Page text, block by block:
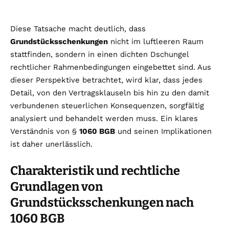
Diese Tatsache macht deutlich, dass
Grundstücksschenkungen nicht im luftleeren Raum
stattfinden, sondern in einen dichten Dschungel
rechtlicher Rahmenbedingungen eingebettet sind. Aus
dieser Perspektive betrachtet, wird klar, dass jedes
Detail, von den Vertragsklauseln bis hin zu den damit
verbundenen steuerlichen Konsequenzen, sorgfältig
analysiert und behandelt werden muss. Ein klares
Verständnis von § 1060 BGB und seinen Implikationen
ist daher unerlässlich.
Charakteristik und rechtliche
Grundlagen von
Grundstücksschenkungen nach
1060 BGB